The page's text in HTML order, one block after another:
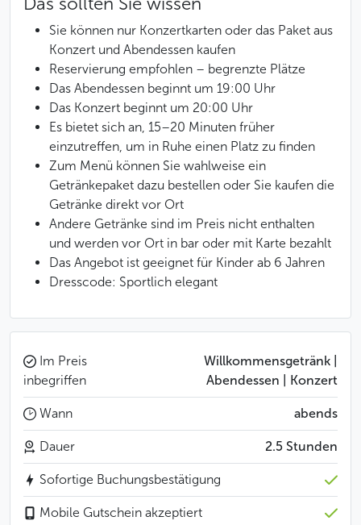
Sie können nur Konzertkarten oder das Paket aus
Konzert und Abendessen kaufen
Reservierung empfohlen – begrenzte Plätze
Das Abendessen beginnt um 19:00 Uhr
Das Konzert beginnt um 20:00 Uhr
Es bietet sich an, 15–20 Minuten früher
einzutreffen, um in Ruhe einen Platz zu finden
Zum Menü können Sie wahlweise ein
Getränkepaket dazu bestellen oder Sie kaufen die
Getränke direkt vor Ort
Andere Getränke sind im Preis nicht enthalten
und werden vor Ort in bar oder mit Karte bezahlt
Das Angebot ist geeignet für Kinder ab 6 Jahren
Dresscode: Sportlich elegant
Im Preis
inbegriffen
Willkommensgetränk |
Abendessen | Konzert
Wann abends
Dauer 2.5 Stunden
Sofortige Buchungsbestätigung
Mobile Gutschein akzeptiert